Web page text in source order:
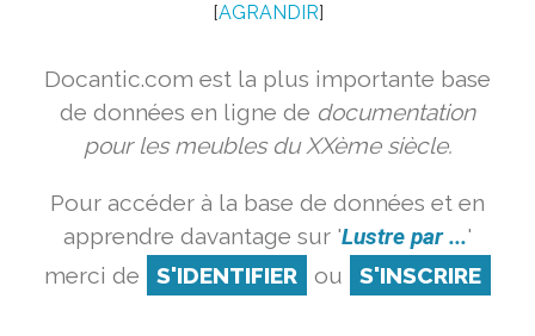
[AGRANDIR]
Docantic.com est la plus importante base
de données en ligne de documentation
pour les meubles du XXème siècle.
Pour accéder à la base de données et en
apprendre davantage sur 'Lustre par ...'
merci de
S'IDENTIFIER ou S'INSCRIRE